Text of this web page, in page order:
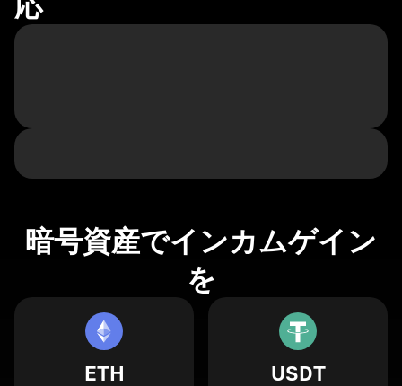
暗号資産でインカムゲイン
を
ETH USDT